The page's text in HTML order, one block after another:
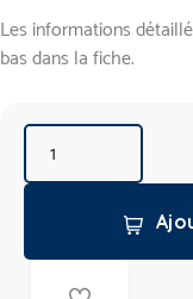
Les informations
bas dans la fiche.